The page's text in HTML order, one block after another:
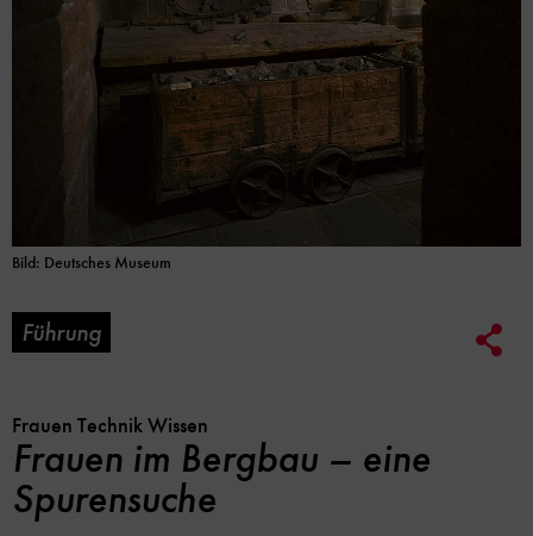
Bild: Deutsches Museum
Führung
Frauen Technik Wissen
Frauen im Bergbau – eine
Spurensuche